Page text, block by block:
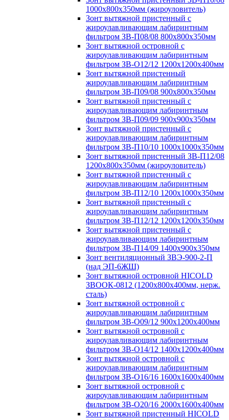
1000х800х350мм (жироуловитель)
Зонт вытяжной пристенный с
жироулавливающим лабиринтным
фильтром ЗВ-П08/08 800х800х350мм
Зонт вытяжной островной с
жироулавливающим лабиринтным
фильтром ЗВ-О12/12 1200х1200х400мм
Зонт вытяжной пристенный
жироулавливающим лабиринтным
фильтром ЗВ-П09/08 900х800х350мм
Зонт вытяжной пристенный с
жироулавливающим лабиринтным
фильтром ЗВ-П09/09 900х900х350мм
Зонт вытяжной пристенный с
жироулавливающим лабиринтным
фильтром ЗВ-П10/10 1000х1000х350мм
Зонт вытяжной пристенный ЗВ-П12/08
1200х800х350мм (жироуловитель)
Зонт вытяжной пристенный с
жироулавливающим лабиринтным
фильтром ЗВ-П12/10 1200х1000х350мм
Зонт вытяжной пристенный с
жироулавливающим лабиринтным
фильтром ЗВ-П12/12 1200х1200х350мм
Зонт вытяжной пристенный с
жироулавливающим лабиринтным
фильтром ЗВ-П14/09 1400х900х350мм
Зонт вентиляционный ЗВЭ-900-2-П
(над ЭП-6ЖШ)
Зонт вытяжной островной HICOLD
ЗВООК-0812 (1200х800x400мм, нерж.
сталь)
Зонт вытяжной островной с
жироулавливающим лабиринтным
фильтром ЗВ-О09/12 900х1200х400мм
Зонт вытяжной островной с
жироулавливающим лабиринтным
фильтром ЗВ-О14/12 1400х1200х400мм
Зонт вытяжной островной с
жироулавливающим лабиринтным
фильтром ЗВ-О16/16 1600х1600х400мм
Зонт вытяжной островной с
жироулавливающим лабиринтным
фильтром ЗВ-О20/16 2000х1600х400мм
Зонт вытяжной пристенный HICOLD